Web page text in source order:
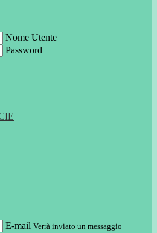
Nome Utente
Password
E-mail Verrà inviato un messaggio